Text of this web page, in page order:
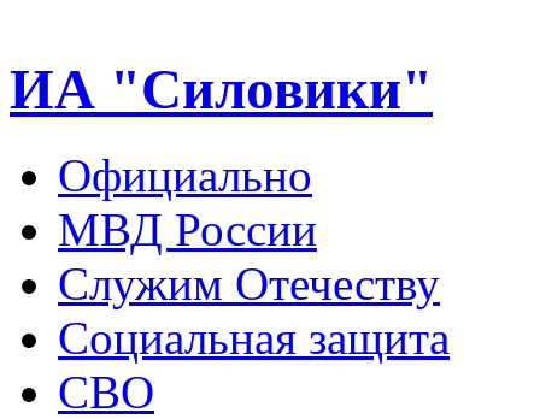
ИА "Силовики"
Официально
МВД России
Служим Отечеству
Социальная защита
СВО